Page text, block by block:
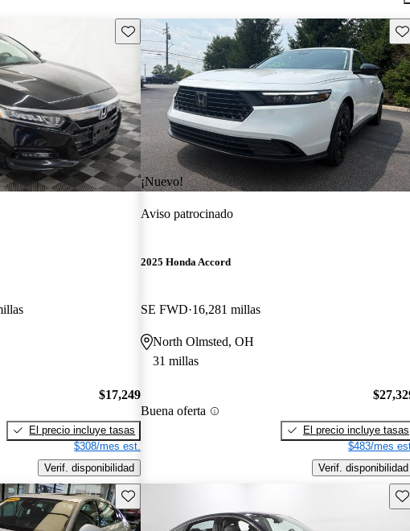
Guarda este Aviso
$17,249
El precio incluye tasas
$308/mes est.
Verif. disponibilidad
¡Nuevo!
Aviso patrocinado
2025 Honda Accord
SE FWD 16,281 millas
North Olmsted, OH
31 millas
Buena oferta
El precio incluye tasas
$483/mes
Verif. disponibilidad
Guarda este Aviso